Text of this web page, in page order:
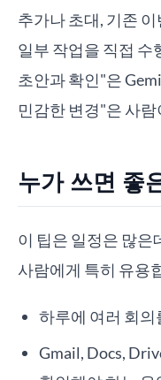
추가나 초대, 기존
일부 작업을 직접 수
초안과 확인"은
민감한 변경"은 사
누가 쓰면 좋
이 팁은 일정은 많은
사람에게 특히 유용
하루에 여러 회
Gmail, Docs,